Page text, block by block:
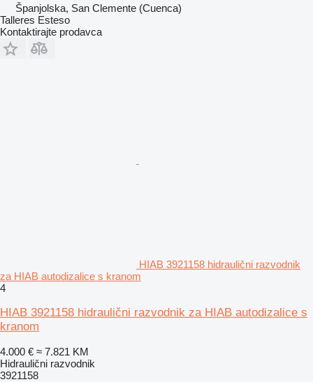
Španjolska, San Clemente (Cuenca)
Talleres Esteso
Kontaktirajte prodavca
HIAB 3921158 hidraulični razvodnik
za HIAB autodizalice s kranom
4
HIAB 3921158 hidraulični razvodnik za HIAB autodizalice s
kranom
4.000 € ≈ 7.821 KM
Hidraulični razvodnik
3921158